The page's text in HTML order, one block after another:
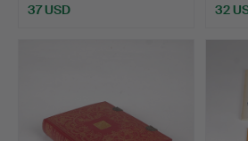
37 USD 32